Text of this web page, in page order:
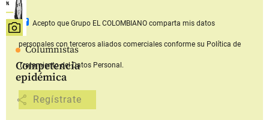
Columnistas
Competencia
epidémica
share
Acepto que Grupo EL COLOMBIANOcomparta mis datos
personales con terceros aliados comerciales conforme su Política de
Tratamiento del Datos Personal.